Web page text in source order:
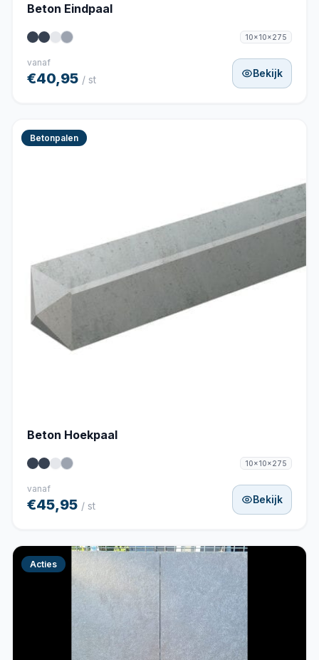
Beton Eindpaal
10x10x275
vanaf
€40,95 / st
Bekijk
Betonpalen
Beton Hoekpaal
10x10x275
vanaf
€45,95 / st
Bekijk
Acties